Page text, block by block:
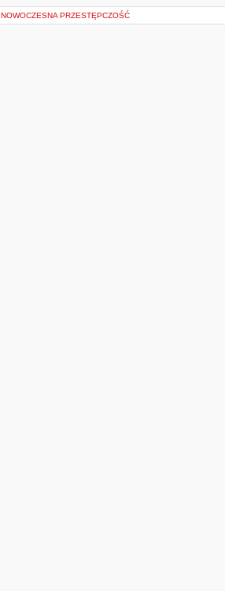
NOWOCZESNA PRZESTĘPCZOŚĆ